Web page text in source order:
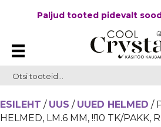
Paljud tooted pidevalt
ESILEHT / UUS / UUED HELMED /
HELMED, LM.6 MM, !!10 TK/PAKK,